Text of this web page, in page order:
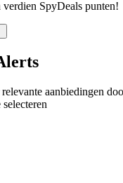
verdien SpyDeals punten!
aanbiedingen